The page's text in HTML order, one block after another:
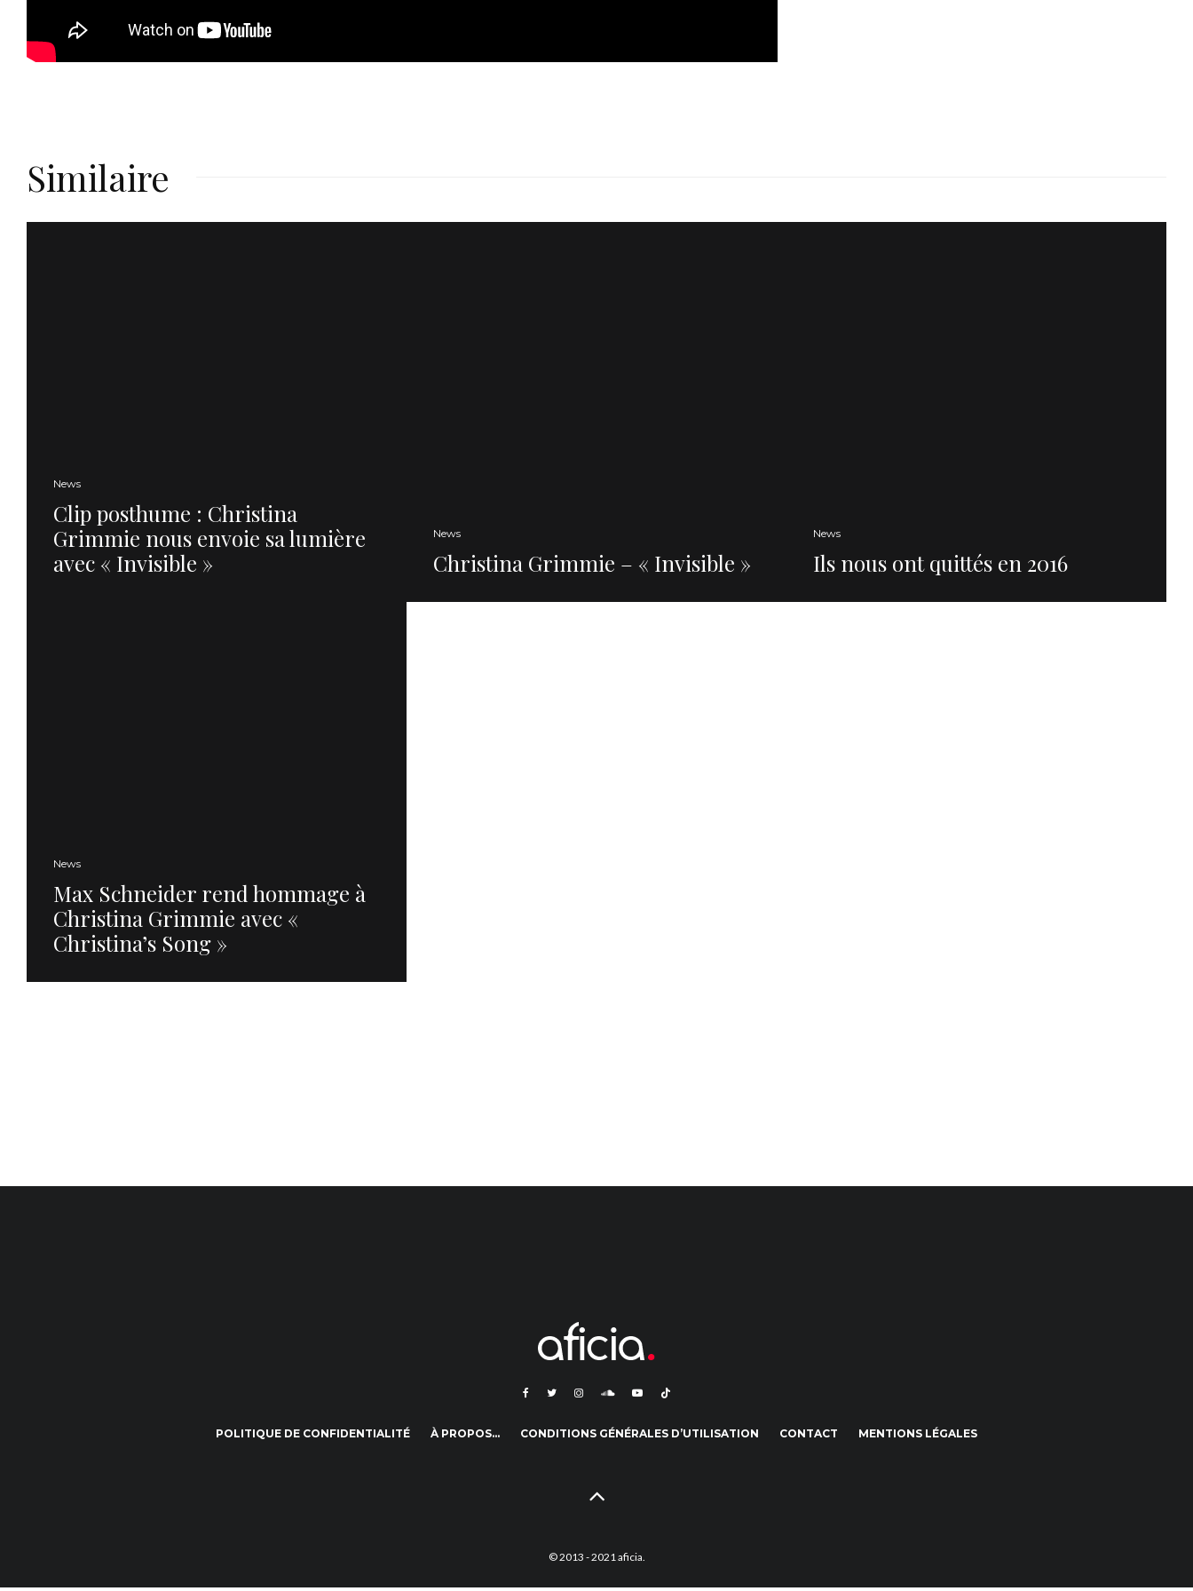
Similaire
News
Clip posthume : Christina
Grimmie nous envoie sa lumière
avec « Invisible »
News
Christina Grimmie – « Invisible »
News
Ils nous ont quittés en 2016
News
Max Schneider rend hommage à
Christina Grimmie avec «
Christina’s Song »
POLITIQUE DE CONFIDENTIALITÉ À PROPOS… CONDITIONS GÉNÉRALES D’UTILISATION CONTACT MENTIONS LÉGALES
© 2013 - 2021 aficia.